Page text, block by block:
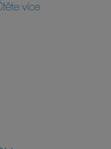
více